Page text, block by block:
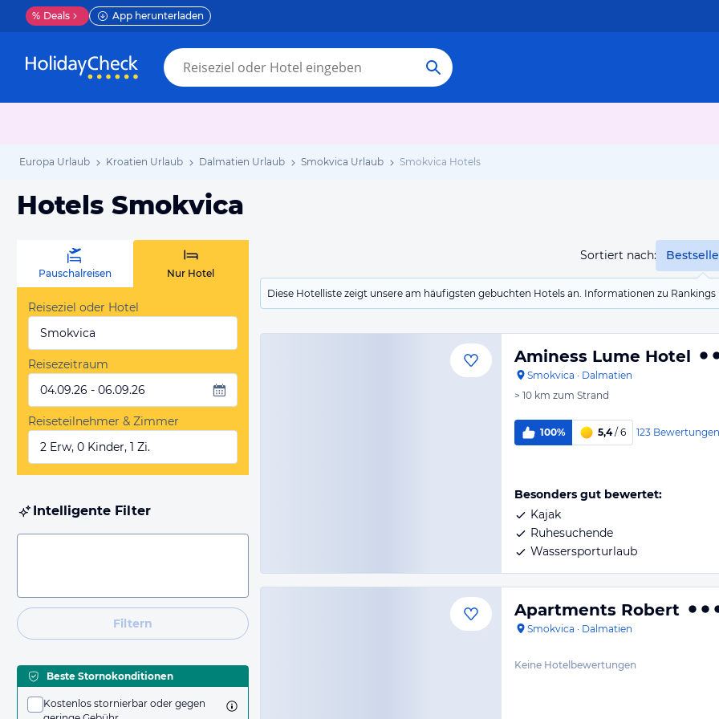
% Deals App herunterladen
Europa Urlaub Kroatien Urlaub Dalmatien Urlaub Smokvica Urlaub Smokvica Hotels
Hotels Smokvica
Sortiert nach:
Diese Hotelliste zeigt unsere am häufigsten gebuchten Hotels an. Informationen zu
Pauschalreisen Nur Hotel
Reiseziel oder Hotel
Smokvica
Reisezeitraum
04.09.26 - 06.09.26
Reiseteilnehmer & Zimmer
2 Erw, 0 Kinder, 1 Zi.
Intelligente Filter
Filtern
Beste Stornokonditionen
Kostenlos stornierbar oder gegen
Aminess Lume Hotel
Smokvica · Dalmatien
> 10 km zum Strand
100% 5,4/ 6 123 Bewertungen
Besonders gut bewertet:
Kajak
Ruhesuchende
Wassersporturlaub
Apartments Robert
Smokvica · Dalmatien
Keine Hotelbewertungen